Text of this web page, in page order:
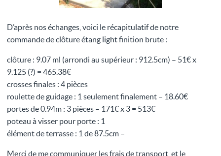
D’après nos échanges, voici le récapitulatif de notre
commande de clôture étang light finition brute :
clôture : 9.07 ml (arrondi au supérieur : 912.5cm) – 51€ x
9.125 (?) = 465.38€
crosses finales : 4 pièces
roulette de guidage : 1 seulement finalement – 18.60€
portes de 0.94m : 3 pièces – 171€ x 3 = 513€
poteau à visser pour porte : 1
élément de terrasse : 1 de 87.5cm –
Merci de me communiquer les frais de transport, et le